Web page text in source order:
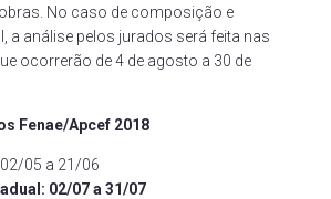
No caso de composição e
a análise pelos jurados será feita nas
ocorrerão de 4 de agosto a 30 de
Fenae/Apcef 2018
05 a 21/06
02/07 a 31/07